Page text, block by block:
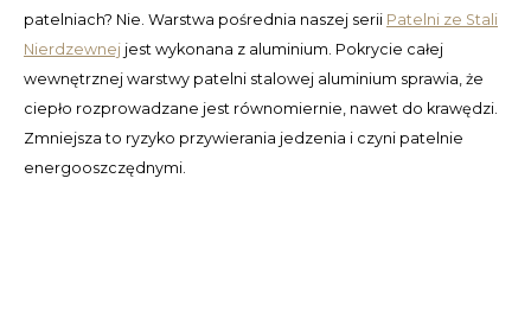
ZAR
SEK
patelniach? Nie. Warstwa pośrednia naszej serii Patelni ze Stali
Nierdzewnej jest wykonana z aluminium. Pokrycie całej
wewnętrznej warstwy patelni stalowej aluminium sprawia, że
ciepło rozprowadzane jest równomiernie, nawet do krawędzi.
Zmniejsza to ryzyko przywierania jedzenia i czyni patelnie
energooszczędnymi.